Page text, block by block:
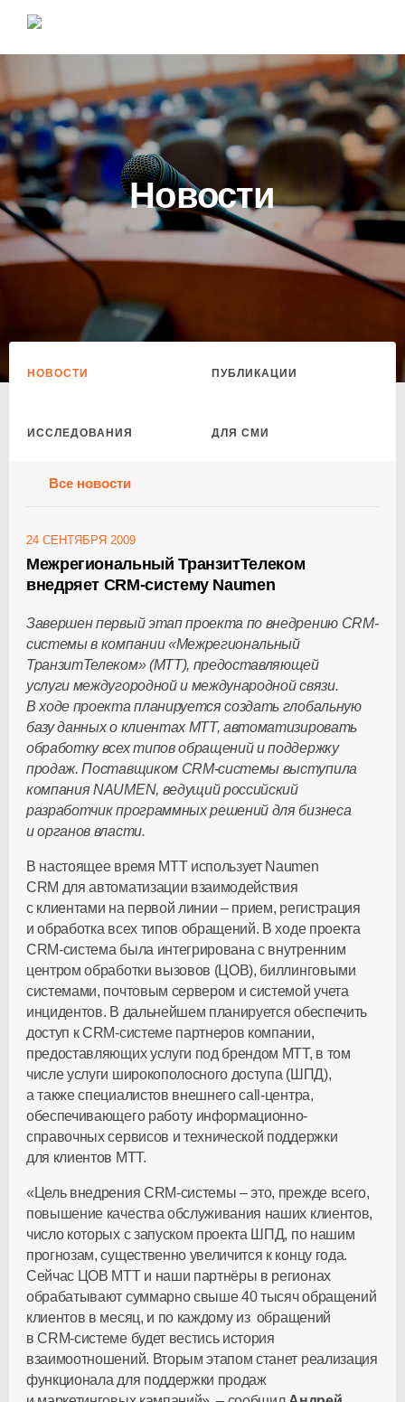
Новости
НОВОСТИ ПУБЛИКАЦИИ
ИССЛЕДОВАНИЯ ДЛЯ СМИ
Все новости
24 СЕНТЯБРЯ 2009
Межрегиональный ТранзитТелеком
внедряет CRM-систему Naumen
Завершен первый этап проекта по внедрению CRM-
системы в компании «Межрегиональный
ТранзитТелеком» (МТТ), предоставляющей
услуги междугородной и международной связи.
В ходе проекта планируется создать глобальную
базу данных о клиентах МТТ, автоматизировать
обработку всех типов обращений и поддержку
продаж. Поставщиком CRM-системы выступила
компания NAUMEN, ведущий российский
разработчик программных решений для бизнеса
и органов власти.
В настоящее время МТТ использует Naumen
CRM для автоматизации взаимодействия
с клиентами на первой линии – прием, регистрация
и обработка всех типов обращений. В ходе проекта
CRM-система была интегрирована с внутренним
центром обработки вызовов (ЦОВ), биллинговыми
системами, почтовым сервером и системой учета
инцидентов. В дальнейшем планируется обеспечить
доступ к CRM-системе партнеров компании,
предоставляющих услуги под брендом МТТ, в том
числе услуги широкополосного доступа (ШПД),
а также специалистов внешнего call-центра,
обеспечивающего работу информационно-
справочных сервисов и технической поддержки
для клиентов МТТ.
«Цель внедрения CRM-системы – это, прежде всего,
повышение качества обслуживания наших клиентов,
число которых с запуском проекта ШПД, по нашим
прогнозам, существенно увеличится к концу года.
Сейчас ЦОВ МТТ и наши партнёры в регионах
обрабатывают суммарно свыше 40 тысяч обращений
клиентов в месяц, и по каждому из обращений
в CRM-системе будет вестись история
взаимоотношений. Вторым этапом станет реализация
функционала для поддержки продаж